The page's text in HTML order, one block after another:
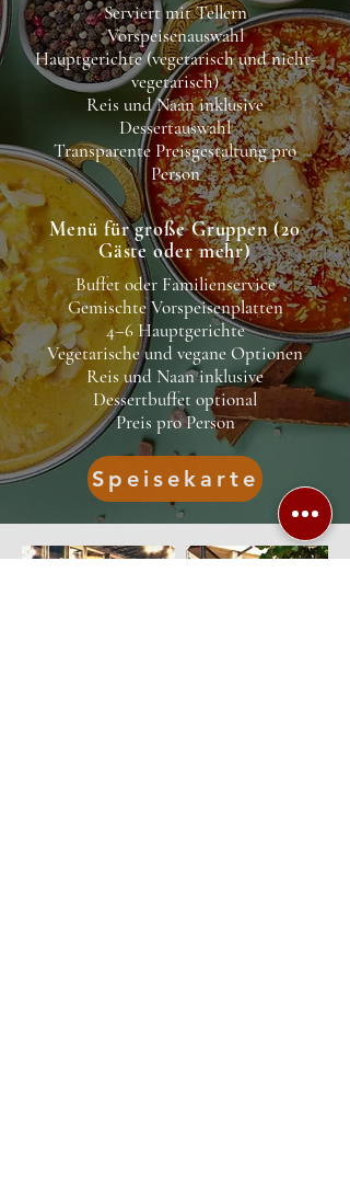
Serviert mit Tellern
Vorspeisenauswahl
Hauptgerichte (vegetarisch und nicht-
vegetarisch)
Reis und Naan inklusive
Dessertauswahl
Transparente Preisgestaltung pro
Person
Menü für große Gruppen (20
Gäste oder mehr)
Buffet oder Familienservice
Gemischte Vorspeisenplatten
4–6 Hauptgerichte
Vegetarische und vegane Optionen
Reis und Naan inklusive
Dessertbuffet optional
Preis pro Person
Speisekarte